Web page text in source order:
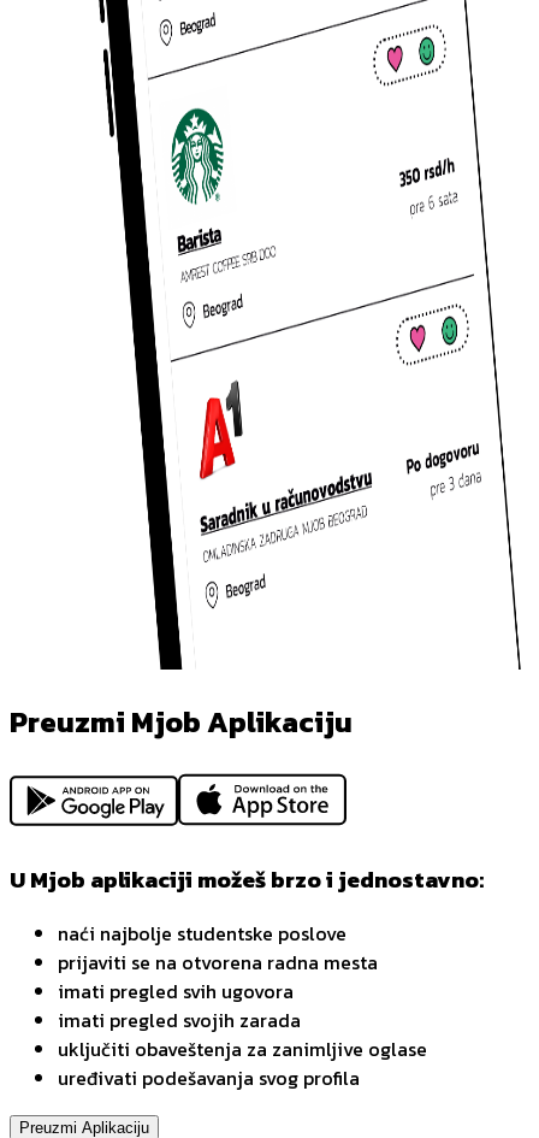
Preuzmi Mjob Aplikaciju
U Mjob aplikaciji možeš brzo i jednostavno:
naći najbolje studentske poslove
prijaviti se na otvorena radna mesta
imati pregled svih ugovora
imati pregled svojih zarada
uključiti obaveštenja za zanimljive oglase
uređivati podešavanja svog profila
Preuzmi Aplikaciju